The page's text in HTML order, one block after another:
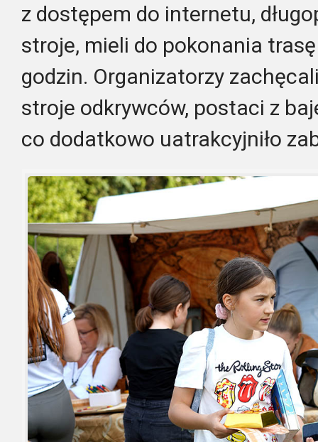
z dostępem do internetu,
stroje, mieli do pokonania
godzin. Organizatorzy
stroje odkrywców, postaci z
co dodatkowo uatrakcyjniło